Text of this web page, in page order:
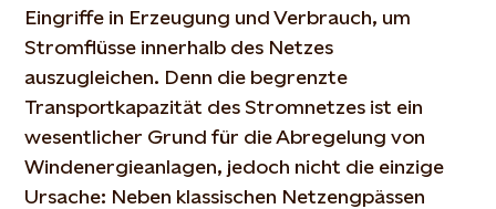
Eingriffe in Erzeugung und Verbrauch, um
Stromflüsse innerhalb des Netzes
auszugleichen. Denn die begrenzte
Transportkapazität des Stromnetzes ist ein
wesentlicher Grund für die Abregelung von
Windenergieanlagen, jedoch nicht die einzige
Ursache: Neben klassischen Netzengpässen